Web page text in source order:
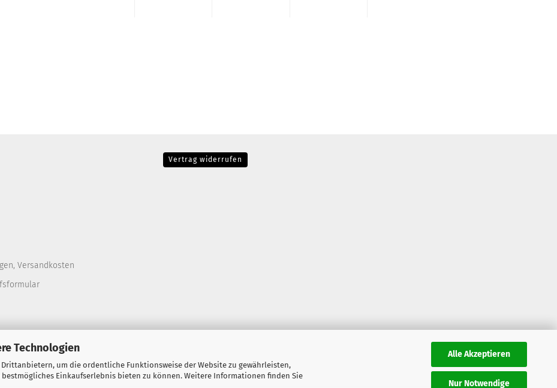
Technologien
um die ordentliche Funktionsweise der Website zu gewährleisten,
Einkaufserlebnis bieten zu können. Weitere Informationen finden Sie
Alle Akzeptieren
Nur Notwendige
Versandkosten
Vertrag widerrufen